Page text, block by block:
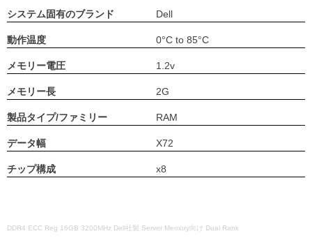
システム固有のブランド Dell
動作温度 0°C to 85°C
メモリー電圧 1.2v
メモリー長 2G
製品タイプ/ファミリー RAM
データ幅 X72
チップ構成 x8
DDR4 ECC Reg 16GB 3200MHz Dell社製 Server Memory向け Dual Rank